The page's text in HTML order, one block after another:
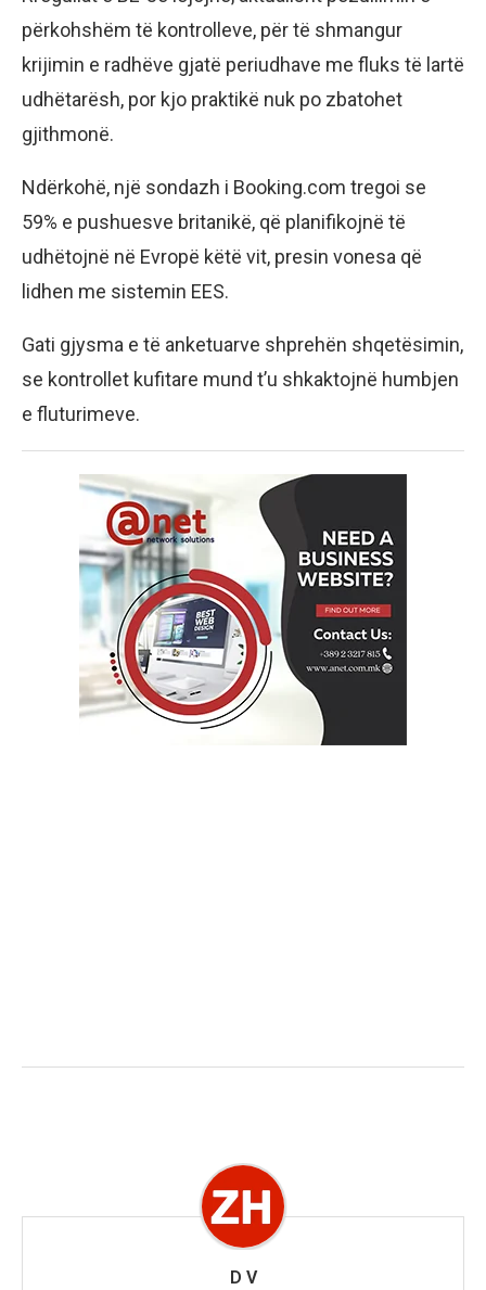
përkohshëm të kontrolleve, për të shmangur
krijimin e radhëve gjatë periudhave me fluks të lartë
udhëtarësh, por kjo praktikë nuk po zbatohet
gjithmonë.
Ndërkohë, një sondazh i Booking.com tregoi se
59% e pushuesve britanikë, që planifikojnë të
udhëtojnë në Evropë këtë vit, presin vonesa që
lidhen me sistemin EES.
Gati gjysma e të anketuarve shprehën shqetësimin,
se kontrollet kufitare mund t’u shkaktojnë humbjen
e fluturimeve.
D V